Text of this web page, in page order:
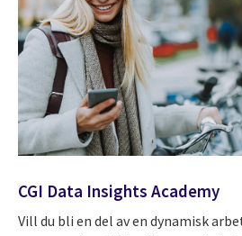
CGI Data Insights Academy
Vill du bli en del av en dynamisk